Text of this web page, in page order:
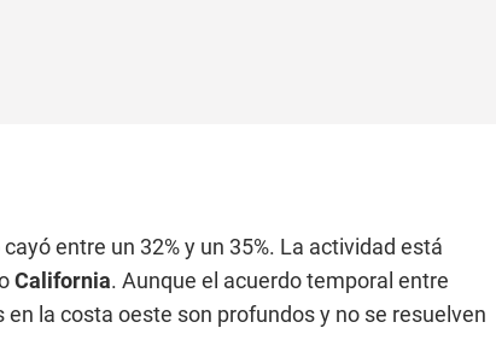
entre un 32% y un 35%. La actividad está
California. Aunque el acuerdo temporal entre
la costa oeste son profundos y no se resuelven